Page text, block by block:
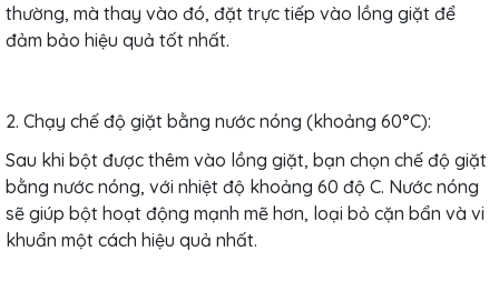
thường, mà thay vào đó, đặt trực tiếp vào lồng giặt để
đảm bảo hiệu quả tốt nhất.
2. Chạy chế độ giặt bằng nước nóng (khoảng 60°C):
Sau khi bột được thêm vào lồng giặt, bạn chọn chế độ giặt
bằng nước nóng, với nhiệt độ khoảng 60 độ C. Nước nóng
sẽ giúp bột hoạt động mạnh mẽ hơn, loại bỏ cặn bẩn và vi
khuẩn một cách hiệu quả nhất.